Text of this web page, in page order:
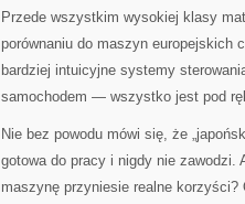
Przede wszystkim wysokiej klasy
porównaniu do maszyn europejskich
bardziej intuicyjne systemy
samochodem — wszystko jest pod
Nie bez powodu mówi się, że
gotowa do pracy i nigdy nie
maszynę przyniesie realne